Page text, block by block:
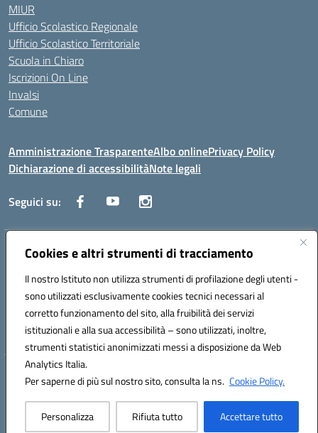
Cookies e altri strumenti di tracciamento
Il nostro Istituto non utilizza strumenti di profilazione degli utenti -
sono utilizzati esclusivamente cookies tecnici necessari al
corretto funzionamento del sito, alla fruibilità dei servizi
istituzionali e alla sua accessibilità – sono utilizzati, inoltre,
strumenti statistici anonimizzati messi a disposizione da Web
Analytics Italia.
Per saperne di più sul nostro sito, consulta la ns. Cookie Policy.
Personalizza Rifiuta tutto Accettare tutto
MIUR
Ufficio Scolastico Regionale
Ufficio Scolastico Territoriale
Scuola in Chiaro
Iscrizioni On Line
Invalsi
Comune
Amministrazione TrasparenteAlbo onlinePrivacy Policy
Dichiarazione di accessibilitàNote legali
Seguici su:
Indirizzo:Via Trieste, 43 – 98066 Patti (ME)
Posta elettronica certificata (PEC):mepc060006@pec.istruzione.it
Codice fiscale: 86000610831
Codice meccanografico: MEPC060006
Hosting & Powered by 3D Solution S.r.l.
Concept & Design by Designers Italia